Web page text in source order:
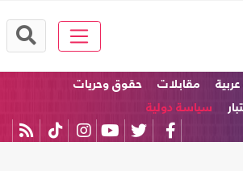
مقابلات
حقوق وحريات
سياسة دولية